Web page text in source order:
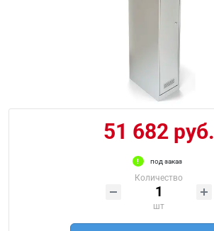
51 682 руб.
под заказ
Количество
шт